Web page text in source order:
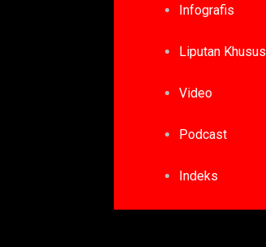
Infografis
Liputan Khusus
Video
Podcast
Indeks